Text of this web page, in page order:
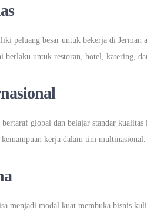
peluang besar untuk bekerja di Jerman
berlaku untuk restoran, hotel, katering,
global dan belajar standar
kerja dalam tim multinasional.
menjadi modal kuat membuka bisnis